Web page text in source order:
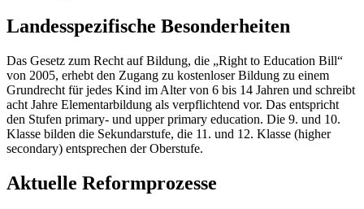
Landesspezifische Besonderheiten
Das Gesetz zum Recht auf Bildung, die „Right to Education Bill“
von 2005, erhebt den Zugang zu kostenloser Bildung zu einem
Grundrecht für jedes Kind im Alter von 6 bis 14 Jahren und schreibt
acht Jahre Elementarbildung als verpflichtend vor. Das entspricht
den Stufen primary- und upper primary education. Die 9. und 10.
Klasse bilden die Sekundarstufe, die 11. und 12. Klasse (higher
secondary) entsprechen der Oberstufe.
Aktuelle Reformprozesse